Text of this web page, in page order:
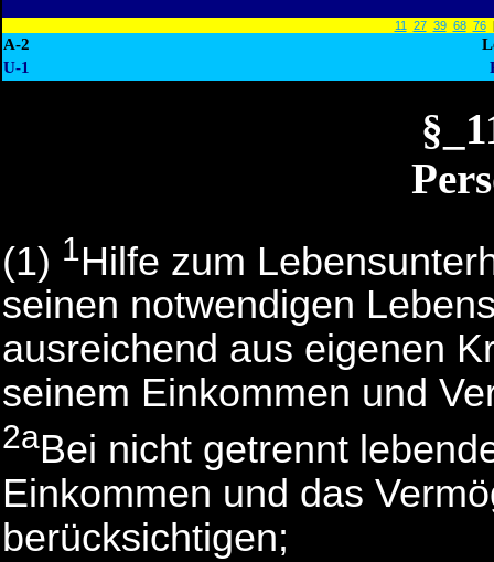
11 27 39 68 76
A-2
U-1
(1) 1Hilfe zum
seinen notwendigen
ausreichend aus eigenen
seinem Einkommen und
2aBei nicht getrennt
Einkommen und das
berücksichtigen;